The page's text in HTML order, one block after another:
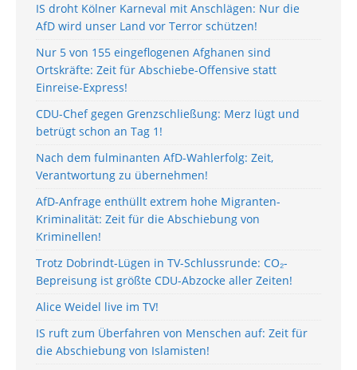
IS droht Kölner Karneval mit Anschlägen: Nur die
AfD wird unser Land vor Terror schützen!
Nur 5 von 155 eingeflogenen Afghanen sind
Ortskräfte: Zeit für Abschiebe-Offensive statt
Einreise-Express!
CDU-Chef gegen Grenzschließung: Merz lügt und
betrügt schon an Tag 1!
Nach dem fulminanten AfD-Wahlerfolg: Zeit,
Verantwortung zu übernehmen!
AfD-Anfrage enthüllt extrem hohe Migranten-
Kriminalität: Zeit für die Abschiebung von
Kriminellen!
Trotz Dobrindt-Lügen in TV-Schlussrunde: CO₂-
Bepreisung ist größte CDU-Abzocke aller Zeiten!
Alice Weidel live im TV!
IS ruft zum Überfahren von Menschen auf: Zeit für
die Abschiebung von Islamisten!